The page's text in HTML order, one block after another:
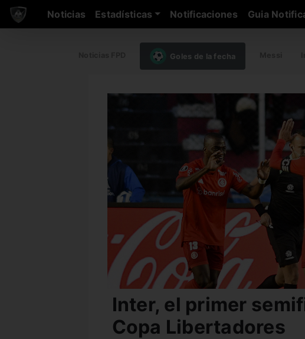
Noticias Estadísticas Notificaciones Guia
Goles de la fecha
Inter, el primer
Copa Libertadores